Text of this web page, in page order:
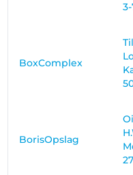
BoxComplex
BorisOpslag